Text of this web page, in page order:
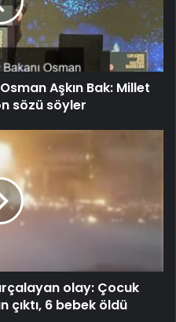
Aşkın Bak: Millet
sözü söyler
olay: Çocuk
çıktı, 6 bebek öldü